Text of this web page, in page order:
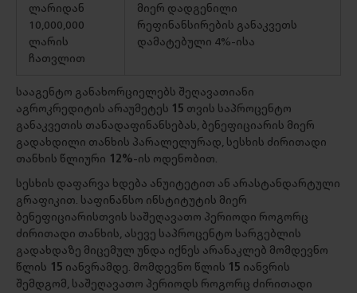
ლარიდან
10,000,000
ლარის
ჩათვლით
მიერ დადგენილი
რეფინანსირების განაკვეთს
დამატებული 4%-ისა
სააგენტო განახორციელებს შეღავათიანი
აგროკრედიტის არაუმეტეს 15 თვის საპროცენტო
განაკვეთის თანადაფინანსებას, ბენეფიციარის მიერ
გადახდილი თანხის პარალელურად, სესხის ძირითადი
თანხის წლიური 12%-ის ოდენობით.
სესხის დაფარვა ხდება ანუიტეტით ან არასტანდარტული
გრაფიკით. საფინანსო ინსტიტუტის მიერ
ბენეფიციარისთვის საშეღავათო პერიოდი როგორც
ძირითადი თანხის, ასევე საპროცენტო სარგებლის
გადახდაზე მიცემულ უნდა იქნეს არანაკლებ მომდევნო
წლის 15 იანვრამდე. მომდევნო წლის 15 იანვრის
შემდგომ, საშეღავათო პერიოდს როგორც ძირითადი